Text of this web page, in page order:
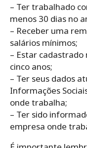
– Ter trabalhado
menos 30 dias no
– Receber uma
salários mínimos;
– Estar cadastrado
cinco anos;
– Ter seus dados
Informações
onde trabalha;
– Ter sido
empresa onde